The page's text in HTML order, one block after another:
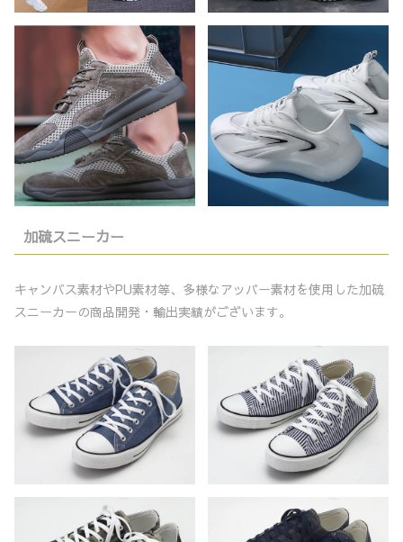
加硫スニーカー
キャンバス素材やPU素材等、多様なアッパー素材を使用した加硫
スニーカーの商品開発・輸出実績がございます。